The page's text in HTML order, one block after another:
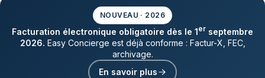
NOUVEAU · 2026
Facturation électronique obligatoire dès le 1er septembre
2026. Easy Concierge est déjà conforme : Factur-X, FEC,
archivage.
En savoir plus